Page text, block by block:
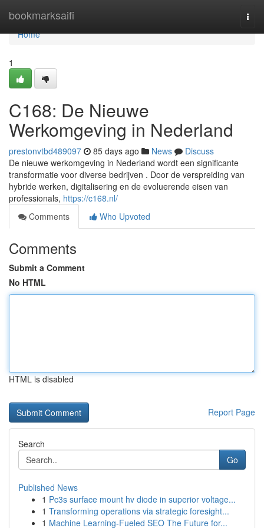
bookmarksaifi
Home
Home
1
C168: De Nieuwe
Werkomgeving in Nederland
prestonvtbd489097 85 days ago News
Discuss
De nieuwe werkomgeving in Nederland wordt een significante
transformatie voor diverse bedrijven . Door de verspreiding van
hybride werken, digitalisering en de evoluerende eisen van
professionals, https://c168.nl/
Comments
Who Upvoted
Comments
Submit a Comment
No HTML
HTML is disabled
Report Page
Search
Go
Published News
1 Pc3s surface mount hv diode in superior voltage...
1 Transforming operations via strategic foresight...
1 Machine Learning-Fueled SEO The Future for...